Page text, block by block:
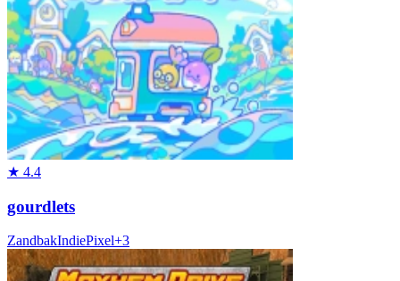
★ 4.4
gourdlets
ZandbakIndiePixel+3